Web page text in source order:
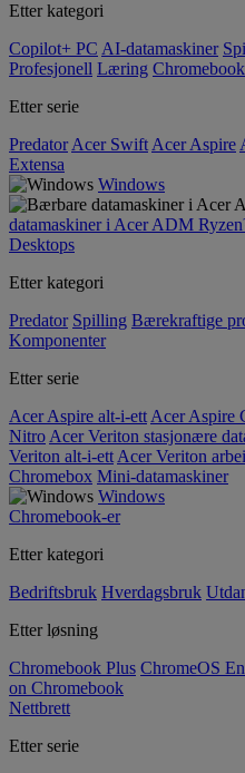
Etter kategori
Copilot+ PC AI-datamaskiner
Profesjonell Læring
Etter serie
Predator Acer Swift Acer Aspire
Extensa
Windows
datamaskiner i Acer ADM
Desktops
Etter kategori
Predator Spilling Bærekraftige
Komponenter
Etter serie
Acer Aspire alt-i-ett Acer Aspire
Nitro Acer Veriton stasjonære
Veriton alt-i-ett Acer Veriton
Chromebox Mini-datamaskiner
Windows
Chromebook-er
Etter kategori
Bedriftsbruk Hverdagsbruk
Etter løsning
Chromebook Plus ChromeOS
on Chromebook
Nettbrett
Etter serie